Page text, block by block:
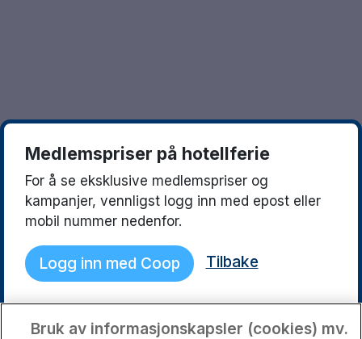
Medlemspriser på hotellferie
For å se eksklusive medlemspriser og
kampanjer, vennligst logg inn med epost eller
mobil nummer nedenfor.
Logg inn med Coop Tilbake
Aktiv Ferie
Pakketilbud
Pakketilbud Sverige
Byferie i Norge
Oslo
Bruk av informasjonskapsler (cookies) mv.